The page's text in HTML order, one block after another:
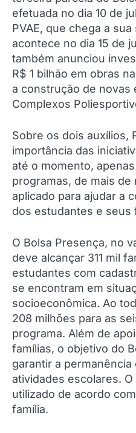
efetuada no dia 10 de
PVAE, que chega a
acontece no dia 15 de
também anunciou
R$ 1 bilhão em obras
a construção de novas
Complexos
Sobre os dois auxílios,
importância das
até o momento,
programas, de mais de
aplicado para ajudar a
dos estudantes e seus
O Bolsa Presença, no
deve alcançar 311 mil
estudantes com
se encontram em
socioeconômica. Ao
208 milhões para as
programa. Além de
famílias, o objetivo do
garantir a
atividades escolares.
utilizado de acordo
família.